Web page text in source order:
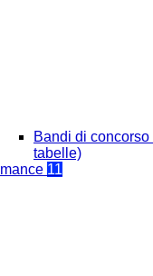
Bandi di
tabelle)
11